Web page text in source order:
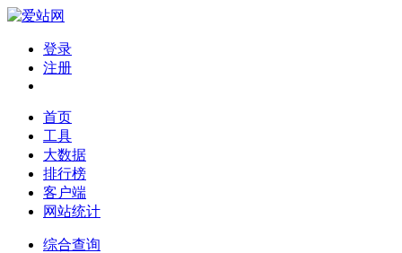
登录
注册
首页
工具
大数据
排行榜
客户端
网站统计
综合查询